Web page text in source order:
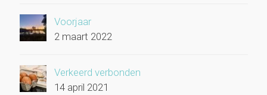
Voorjaar
2 maart 2022
Verkeerd verbonden
14 april 2021